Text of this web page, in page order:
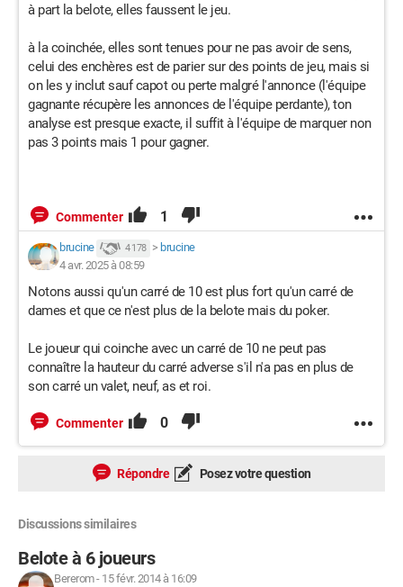
à part la belote, elles faussent le jeu.
à la coinchée, elles sont tenues pour ne pas avoir de sens,
celui des enchères est de parier sur des points de jeu, mais si
on les y inclut sauf capot ou perte malgré l'annonce (l'équipe
gagnante récupère les annonces de l'équipe perdante), ton
analyse est presque exacte, il suffit à l'équipe de marquer non
pas 3 points mais 1 pour gagner.
Commenter 1
brucine 4 178 > brucine
4 avr. 2025 à 08:59
Notons aussi qu'un carré de 10 est plus fort qu'un carré de
dames et que ce n'est plus de la belote mais du poker.
Le joueur qui coinche avec un carré de 10 ne peut pas
connaître la hauteur du carré adverse s'il n'a pas en plus de
son carré un valet, neuf, as et roi.
Commenter 0
Répondre Posez votre question
Discussions similaires
Belote à 6 joueurs
Bererom- 15 févr. 2014 à 16:09